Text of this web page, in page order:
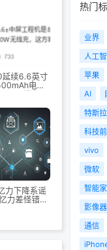
延续6.6英寸
电池
无线充
力下降系谣
力差怪错对
热门
业界
人工
苹果
AI
特斯拉
科技
vivo
微软
智能
影像
通信